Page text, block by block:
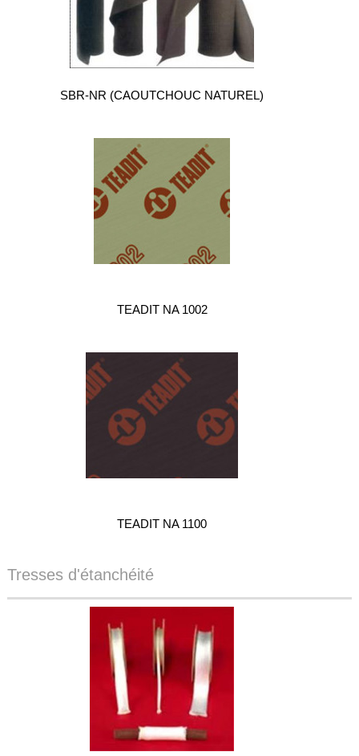
SBR-NR (CAOUTCHOUC NATUREL)
TEADIT NA 1002
TEADIT NA 1100
Tresses d'étanchéité